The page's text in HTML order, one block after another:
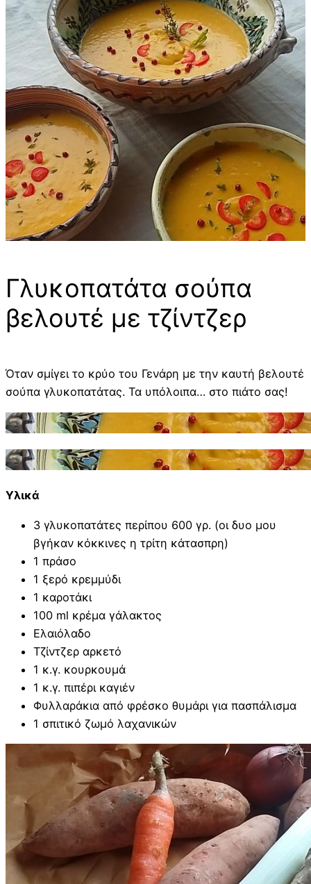
Γλυκοπατάτα σούπα
βελουτέ με τζίντζερ
Όταν σμίγει το κρύο του Γενάρη με την καυτή βελουτέ
σούπα γλυκοπατάτας. Τα υπόλοιπα… στο πιάτο σας!
Υλικά
3 γλυκοπατάτες περίπου 600 γρ. (οι δυο μου
βγήκαν κόκκινες η τρίτη κάτασπρη)
1 πράσο
1 ξερό κρεμμύδι
1 καροτάκι
100 ml κρέμα γάλακτος
Ελαιόλαδο
Τζίντζερ αρκετό
1 κ.γ. κουρκουμά
1 κ.γ. πιπέρι καγιέν
Φυλλαράκια από φρέσκο θυμάρι για πασπάλισμα
1 σπιτικό ζωμό λαχανικών